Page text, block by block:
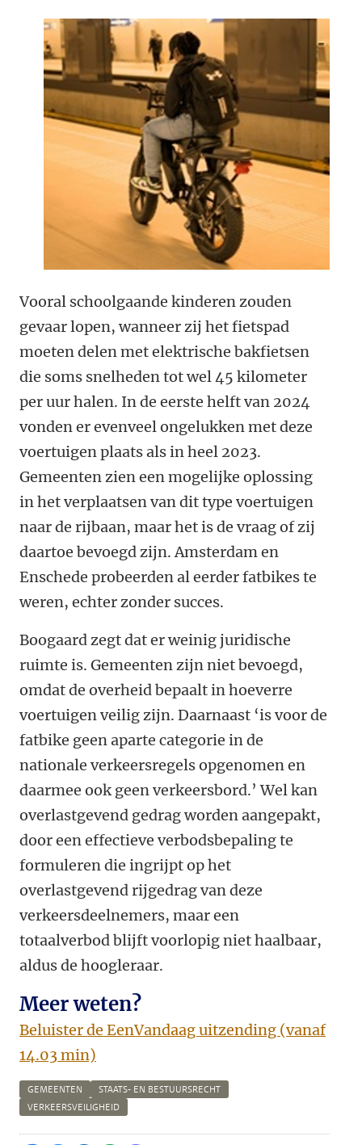
Vooral schoolgaande kinderen zouden
gevaar lopen, wanneer zij het fietspad
moeten delen met elektrische bakfietsen
die soms snelheden tot wel 45 kilometer
per uur halen. In de eerste helft van 2024
vonden er evenveel ongelukken met deze
voertuigen plaats als in heel 2023.
Gemeenten zien een mogelijke oplossing
in het verplaatsen van dit type voertuigen
naar de rijbaan, maar het is de vraag of zij
daartoe bevoegd zijn. Amsterdam en
Enschede probeerden al eerder fatbikes te
weren, echter zonder succes.
Boogaard zegt dat er weinig juridische
ruimte is. Gemeenten zijn niet bevoegd,
omdat de overheid bepaalt in hoeverre
voertuigen veilig zijn. Daarnaast ‘is voor de
fatbike geen aparte categorie in de
nationale verkeersregels opgenomen en
daarmee ook geen verkeersbord.’ Wel kan
overlastgevend gedrag worden aangepakt,
door een effectieve verbodsbepaling te
formuleren die ingrijpt op het
overlastgevend rijgedrag van deze
verkeersdeelnemers, maar een
totaalverbod blijft voorlopig niet haalbaar,
aldus de hoogleraar.
Meer weten?
Beluister de EenVandaag uitzending (vanaf
14.03 min)
GEMEENTEN
STAATS- EN BESTUURSRECHT
VERKEERSVEILIGHEID